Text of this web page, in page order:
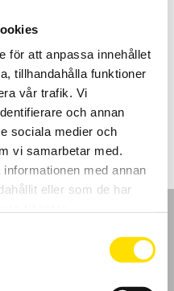
för att anpassa innehållet
tillhandahålla funktioner
vår trafik. Vi
och annan
sociala medier och
vi samarbetar med.
med annan
eller som de har
rogowskityp. Mäter från 500
på 1 MHz och med en
alla mätinstrument med BNC
kr
kr
LÄS MER